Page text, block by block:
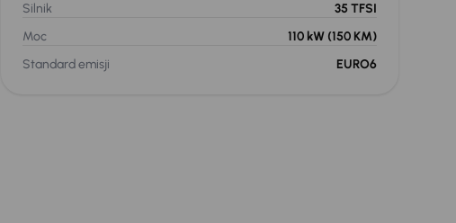
Silnik
35 TFSI
Moc
110 kW (150 KM)
Standard emisji
EURO6